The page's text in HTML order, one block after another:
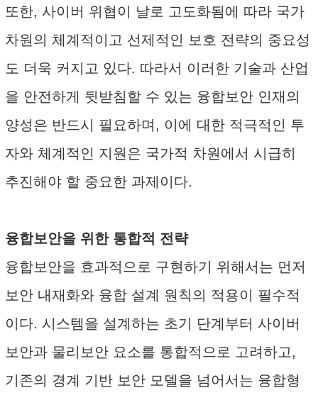
또한, 사이버 위협이 날로 고도화됨에 따라 국가
차원의 체계적이고 선제적인 보호 전략의 중요성
도 더욱 커지고 있다. 따라서 이러한 기술과 산업
을 안전하게 뒷받침할 수 있는 융합보안 인재의
양성은 반드시 필요하며, 이에 대한 적극적인 투
자와 체계적인 지원은 국가적 차원에서 시급히
추진해야 할 중요한 과제이다.
융합보안을 위한 통합적 전략
융합보안을 효과적으로 구현하기 위해서는 먼저
보안 내재화와 융합 설계 원칙의 적용이 필수적
이다. 시스템을 설계하는 초기 단계부터 사이버
보안과 물리보안 요소를 통합적으로 고려하고,
기존의 경계 기반 보안 모델을 넘어서는 융합형